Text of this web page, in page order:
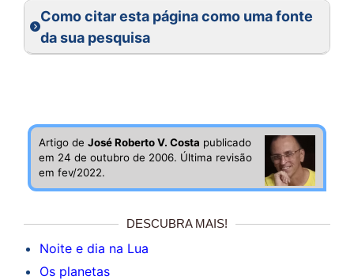
Como citar esta página como uma fonte
da sua pesquisa
Artigo deJosé Roberto V. Costa publicado
em 24 de outubro de 2006. Última revisão
em fev/2022.
DESCUBRA MAIS!
Noite e dia na Lua
Os planetas